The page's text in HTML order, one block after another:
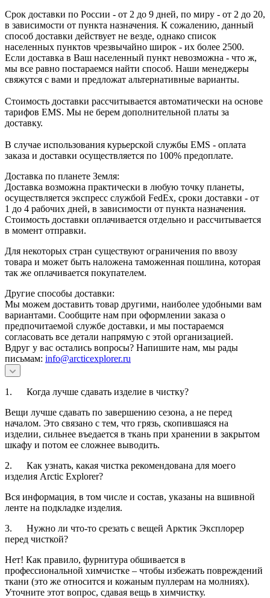
Срок доставки по России - от 2 до 9 дней, по миру - от 2 до 20,
в зависимости от пункта назначения. К сожалению, данный
способ доставки действует не везде, однако список
населенных пунктов чрезвычайно широк - их более 2500.
Если доставка в Ваш населенный пункт невозможна - что ж,
мы все равно постараемся найти способ. Наши менеджеры
свяжутся с вами и предложат альтернативные варианты.
Стоимость доставки рассчитывается автоматически на основе
тарифов ЕМS. Мы не берем дополнительной платы за
доставку.
В случае использования курьерской службы EMS - оплата
заказа и доставки осуществляется по 100% предоплате.
Доставка по планете Земля:
Доставка возможна практически в любую точку планеты,
осуществляется экспресс службой FedEx, сроки доставки - от
1 до 4 рабочих дней, в зависимости от пункта назначения.
Стоимость доставки оплачивается отдельно и рассчитывается
в момент отправки.
Для некоторых стран существуют ограничения по ввозу
товара и может быть наложена таможенная пошлина, которая
так же оплачивается покупателем.
Другие способы доставки:
Мы можем доставить товар другими, наиболее удобными вам
вариантами. Сообщите нам при оформлении заказа о
предпочитаемой службе доставки, и мы постараемся
согласовать все детали напрямую с этой организацией.
Вдруг у вас остались вопросы? Напишите нам, мы рады
письмам: info@arcticexplorer.ru
1. Когда лучше сдавать изделие в чистку?
Вещи лучше сдавать по завершению сезона, а не перед
началом. Это связано с тем, что грязь, скопившаяся на
изделии, сильнее въедается в ткань при хранении в закрытом
шкафу и потом ее сложнее выводить.
2. Как узнать, какая чистка рекомендована для моего
изделия Arctic Explorer?
Вся информация, в том числе и состав, указаны на вшивной
ленте на подкладке изделия.
3. Нужно ли что-то срезать с вещей Арктик Эксплорер
перед чисткой?
Нет! Как правило, фурнитура обшивается в
профессиональной химчистке – чтобы избежать повреждений
ткани (это же относится и кожаным пуллерам на молниях).
Уточните этот вопрос, сдавая вещь в химчистку.